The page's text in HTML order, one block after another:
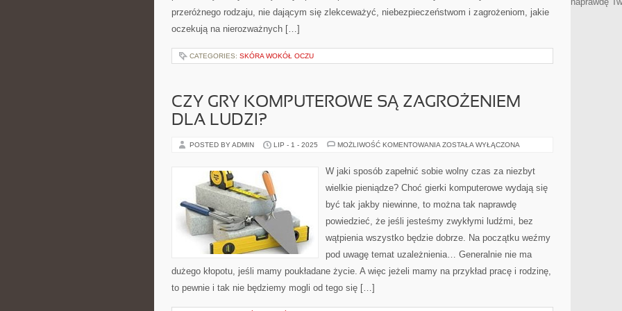
przeróżnego rodzaju, nie dającym się zlekceważyć, niebezpieczeństwom i zagrożeniom, jakie
oczekują na nierozważnych […]
CATEGORIES: SKÓRA WOKÓŁ OCZU
CZY GRY KOMPUTEROWE SĄ ZAGROŻENIEM
DLA LUDZI?
POSTED BY ADMIN LIP - 1 - 2025 MOŻLIWOŚĆ KOMENTOWANIA CZY
ZAGROŻENIEM
LUDZI?
ZOSTAŁA WYŁĄCZONA
W jaki sposób zapełnić sobie wolny czas za niezbyt
wielkie pieniądze? Choć gierki komputerowe wydają się
być tak jakby niewinne, to można tak naprawdę
powiedzieć, że jeśli jesteśmy zwykłymi ludźmi, bez
wątpienia wszystko będzie dobrze. Na początku weźmy
pod uwagę temat uzależnienia… Generalnie nie ma
dużego kłopotu, jeśli mamy poukładane życie. A więc jeżeli mamy na przykład pracę i rodzinę,
to pewnie i tak nie będziemy mogli od tego się […]